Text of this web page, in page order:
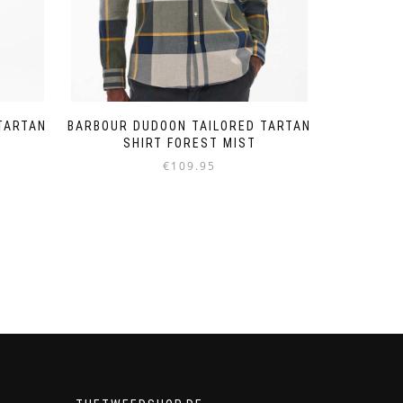
BARBOUR DUDOON TAILORED TARTAN
SHIRT FOREST MIST
€109.95
können